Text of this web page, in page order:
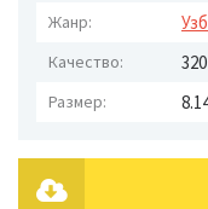
Жанр:
Качество:
Размер: